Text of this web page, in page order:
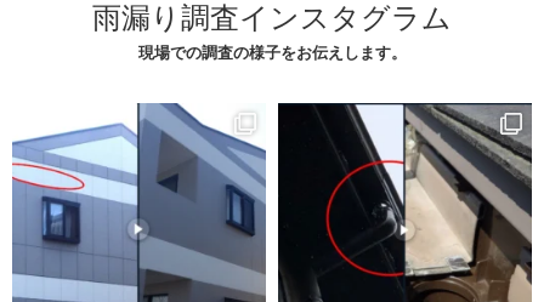
雨漏り調査インスタグラム
現場での調査の様子をお伝えします。